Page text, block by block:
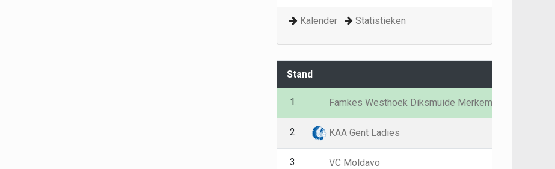
Kalender Statistieken
Stand
1. Famkes Westhoek Diksmuide Merkem
2. KAA Gent Ladies
3. VC Moldavo